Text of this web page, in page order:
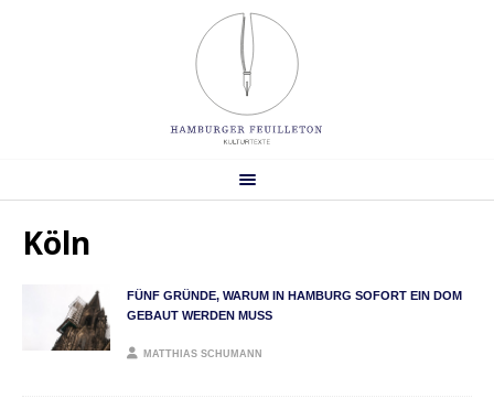
Köln
FÜNF GRÜNDE, WARUM IN HAMBURG SOFORT EIN DOM
GEBAUT WERDEN MUSS
MATTHIAS SCHUMANN